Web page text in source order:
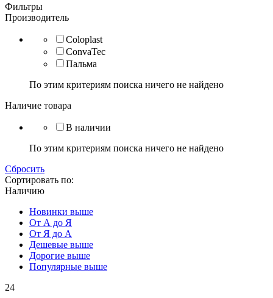
Фильтры
Производитель
Coloplast
ConvaTec
Пальма
По этим критериям поиска ничего не найдено
Наличие товара
В наличии
По этим критериям поиска ничего не найдено
Сбросить
Сортировать по:
Наличию
Новинки выше
От А до Я
От Я до А
Дешевые выше
Дорогие выше
Популярные выше
24